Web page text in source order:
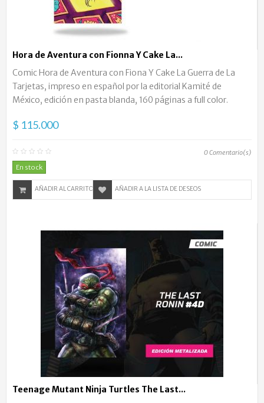
Hora de Aventura con Fionna Y Cake La...
Comic Hora de Aventura con Fiona Y Cake La Guerra de La
Tarjetas, impreso en español por la editorial Kamité de
México, edición en pasta blanda, 160 páginas a full color.
$ 115.000
0Comentario(s)
En stock
AÑADIR AL CARRITO AÑADIR A LA LISTA DE DESEOS
Teenage Mutant Ninja Turtles The Last...